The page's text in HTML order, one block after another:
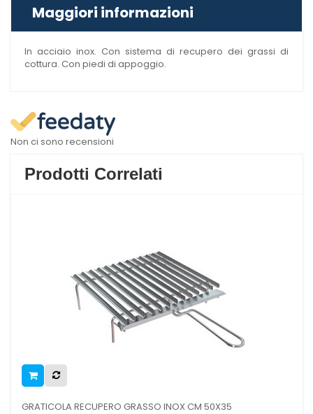
Maggiori informazioni
In acciaio inox. Con sistema di recupero dei grassi di
cottura. Con piedi di appoggio.
Non ci sono recensioni
Prodotti Correlati
GRATICOLA RECUPERO GRASSO INOX CM 50X35